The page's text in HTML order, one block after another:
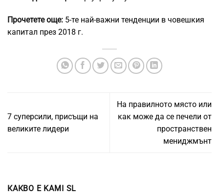
Прочетете още: 5-те най-важни тенденции в човешкия
капитал през 2018 г.
7 суперсили, присъщи на
великите лидери
На правилното място или
как може да се печели от
пространствен
мениджмънт
КАКВО Е KAMI SL